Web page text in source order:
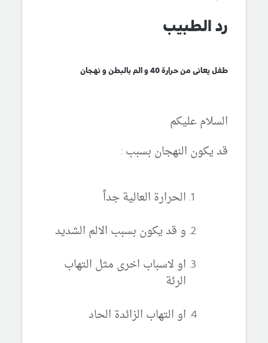
رد الطبيب
طفل يعانى من حرارة 40 و الم بالبطن و نهجان
السلام عليكم
قد يكون النهجان بسبب :
الحرارة العالية جداً
و قد يكون بسبب الالم الشديد
او لاسباب اخرى مثل التهاب
الرئة
او التهاب الزائدة الحاد